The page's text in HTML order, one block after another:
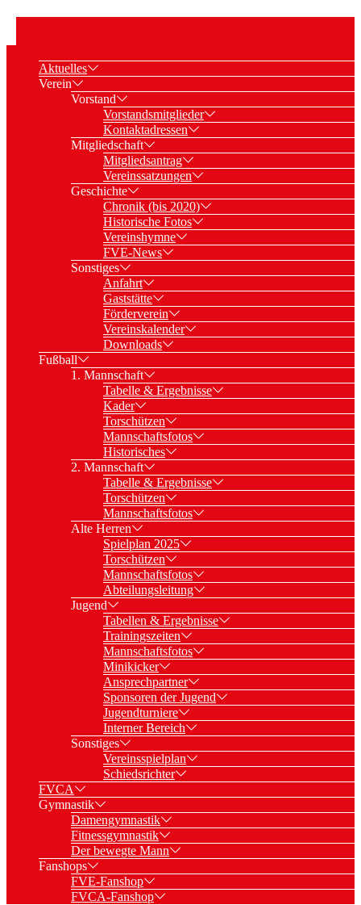
Aktuelles
Verein
Vorstand
Vorstandsmitglieder
Kontaktadressen
Mitgliedschaft
Mitgliedsantrag
Vereinssatzungen
Geschichte
Chronik (bis 2020)
Historische Fotos
Vereinshymne
FVE-News
Sonstiges
Anfahrt
Gaststätte
Förderverein
Vereinskalender
Downloads
Fußball
1. Mannschaft
Tabelle & Ergebnisse
Kader
Torschützen
Mannschaftsfotos
Historisches
2. Mannschaft
Tabelle & Ergebnisse
Torschützen
Mannschaftsfotos
Alte Herren
Spielplan 2025
Torschützen
Mannschaftsfotos
Abteilungsleitung
Jugend
Tabellen & Ergebnisse
Trainingszeiten
Mannschaftsfotos
Minikicker
Ansprechpartner
Sponsoren der Jugend
Jugendturniere
Interner Bereich
Sonstiges
Vereinsspielplan
Schiedsrichter
FVCA
Gymnastik
Damengymnastik
Fitnessgymnastik
Der bewegte Mann
Fanshops
FVE-Fanshop
FVCA-Fanshop